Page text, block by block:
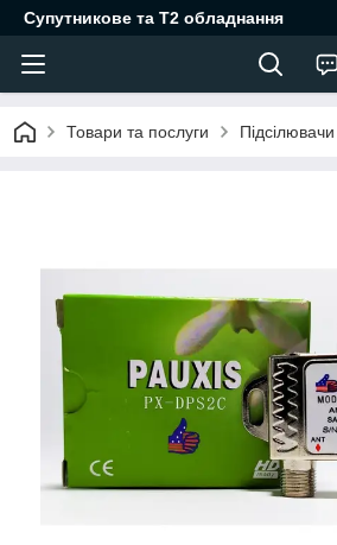
Супутникове та Т2 обладнання
Товари та послуги